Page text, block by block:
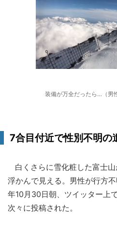
装備が万全だったら…（男
7合目付近で性別不明の
白くさらに雪化粧した富士
浮かんで見える。男性が行方
年10月30日朝、ツイッター上
次々に投稿された。